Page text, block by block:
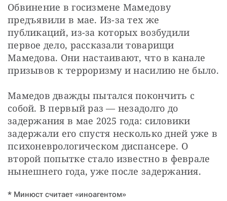
Обвинение в госизмене Мамедову
предъявили в мае. Из-за тех же
публикаций, из-за которых возбудили
первое дело, рассказали товарищи
Мамедова. Они настаивают, что в канале
призывов к терроризму и насилию не было.
Мамедов дважды пытался покончить с
собой. В первый раз — незадолго до
задержания в мае 2025 года: силовики
задержали его спустя несколько дней уже в
психоневрологическом диспансере. О
второй попытке стало известно в феврале
нынешнего года, уже после задержания.
* Минюст считает «иноагентом»